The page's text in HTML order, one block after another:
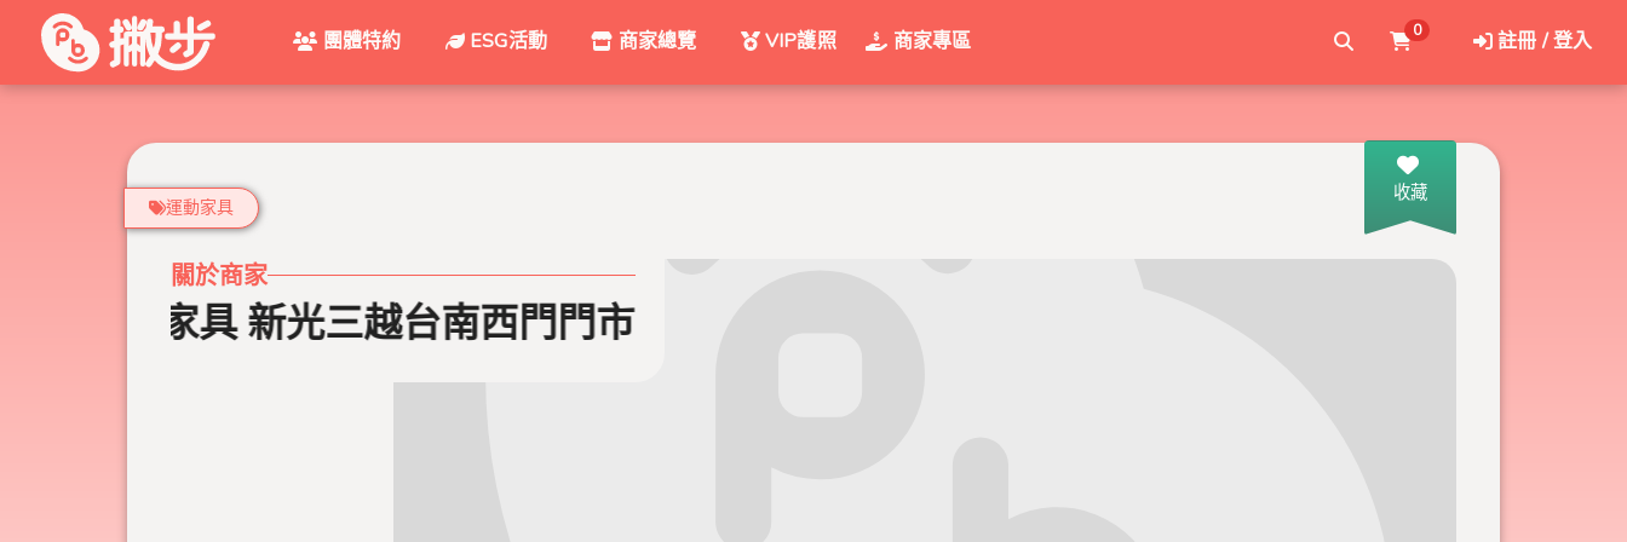
團體特約 ESG活動 商家總覽 VIP護照 商家專區 0 註冊 / 登入
收藏
運動家具
關於商家
運動家具 新光三越台南西門門市